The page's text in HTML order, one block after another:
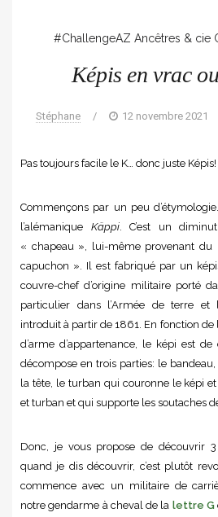
#ChallengeAZ Ancêtres & cie
Képis en vrac
Stéphane / 12 novembre 2021
Pas toujours facile le K… donc juste Képis!
Commençons par un peu
l’alémanique Käppi. C’est un
« chapeau », lui-même provenant
capuchon ». Il est fabriqué par un
couvre-chef d’origine militaire porté
particulier dans l’Armée de terre et
introduit à partir de 1861. En fonction de
d’arme d’appartenance, le képi est
décompose en trois parties: le
la tête, le turban qui couronne le képi
et turban et qui supporte les soutaches
Donc, je vous propose de découvrir
quand je dis découvrir, c’est plutôt
commence avec un militaire de
notre gendarme à cheval de la lettre G